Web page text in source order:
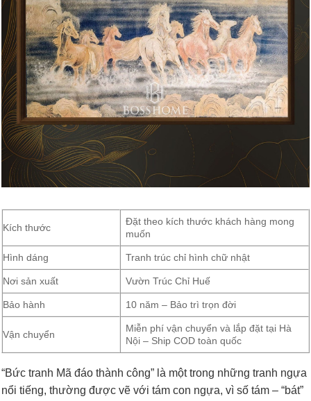
Kích thước
Đặt theo kích thước khách hàng mong
muốn
Hình dáng Tranh trúc chỉ hình chữ nhật
Nơi sản xuất Vườn Trúc Chỉ Huế
Bảo hành 10 năm – Bảo trì trọn đời
Vận chuyển
Miễn phí vận chuyển và lắp đặt tại Hà
Nội – Ship COD toàn quốc
“Bức tranh Mã đáo thành công” là một trong những tranh ngựa
nổi tiếng, thường được vẽ với tám con ngựa, vì số tám – “bát”